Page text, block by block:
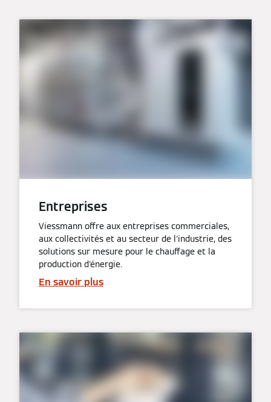
Entreprises
Viessmann offre aux entreprises commerciales,
aux collectivités et au secteur de l'industrie, des
solutions sur mesure pour le chauffage et la
production d'énergie.
En savoir plus